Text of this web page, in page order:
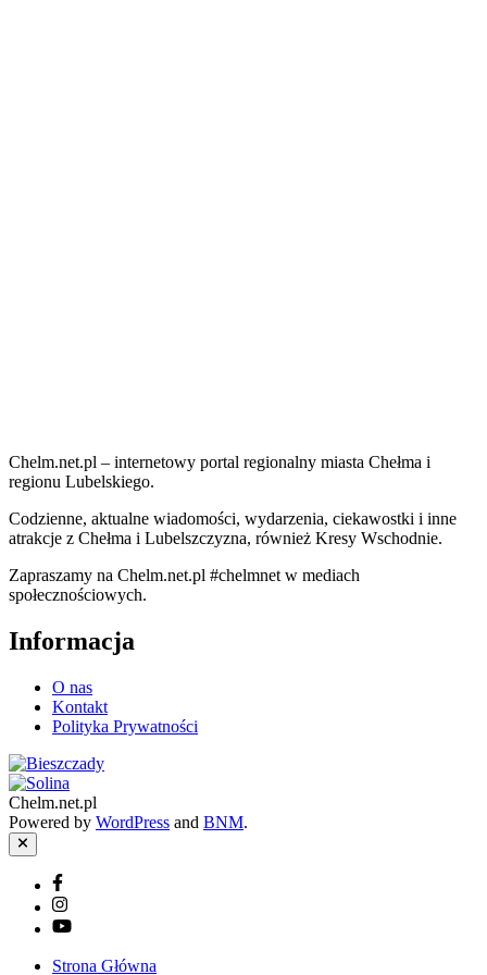
Chelm.net.pl – internetowy portal regionalny miasta Chełma i
regionu Lubelskiego.
Codzienne, aktualne wiadomości, wydarzenia, ciekawostki i inne
atrakcje z Chełma i Lubelszczyzna, również Kresy Wschodnie.
Zapraszamy na Chelm.net.pl #chelmnet w mediach
społecznościowych.
Informacja
O nas
Kontakt
Polityka Prywatności
Chelm.net.pl
Powered by WordPress and BNM.
Close
Facebook
Instagram
YouTube
Strona Główna